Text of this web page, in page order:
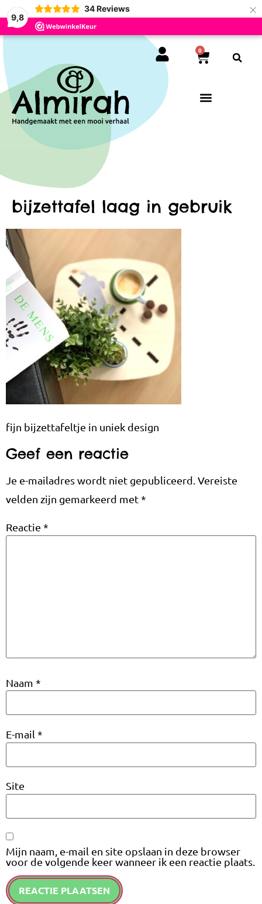
9,8
34 Reviews ×
0
bijzettafel laag in gebruik
fijn bijzettafeltje in uniek design
Geef een reactie
Je e-mailadres wordt niet gepubliceerd. Vereiste
velden zijn gemarkeerd met*
Reactie *
Naam *
E-mail *
Site
Mijn naam, e-mail en site opslaan in deze browser
voor de volgende keer wanneer ik een reactie plaats.